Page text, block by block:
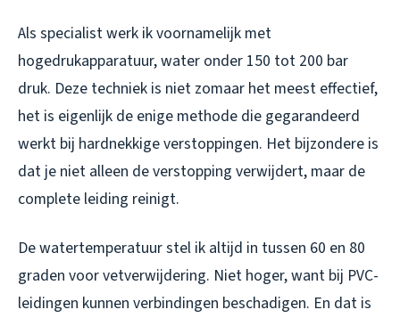
Als specialist werk ik voornamelijk met
hogedrukapparatuur, water onder 150 tot 200 bar
druk. Deze techniek is niet zomaar het meest effectief,
het is eigenlijk de enige methode die gegarandeerd
werkt bij hardnekkige verstoppingen. Het bijzondere is
dat je niet alleen de verstopping verwijdert, maar de
complete leiding reinigt.
De watertemperatuur stel ik altijd in tussen 60 en 80
graden voor vetverwijdering. Niet hoger, want bij PVC-
leidingen kunnen verbindingen beschadigen. En dat is